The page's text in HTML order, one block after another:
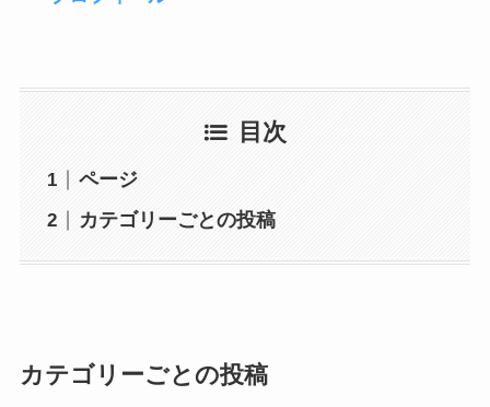
目次
ページ
カテゴリーごとの投稿
カテゴリーごとの投稿